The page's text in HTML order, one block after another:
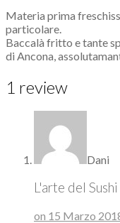
Materia prima
particolare.
Baccalà fritto e tante
di Ancona,
1 review
Dani
L'arte del
on 15 Marzo